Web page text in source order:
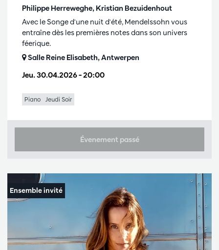
Philippe Herreweghe, Kristian Bezuidenhout
Jeu. 30.04.2026– 20:00
Avec le Songe d'une nuit d'été, Mendelssohn vous
entraîne dès les premières notes dans son univers
féerique.
Salle Reine Elisabeth, Antwerpen
Piano Jeudi Soir
Évenement passé